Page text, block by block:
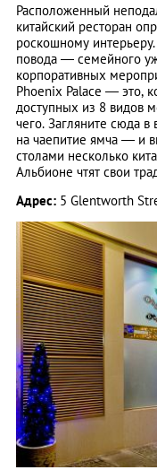
Расположенный
китайский ресторан
роскошному
повода — семейного
корпоративных
Phoenix Palace — это,
доступных из 8 видов
чего. Загляните сюда
на чаепитие ямча — и
столами несколько
Альбионе чтят свои
Адрес: 5 Glentworth